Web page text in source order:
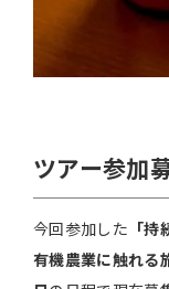
ツアー参加
今回参加した 「
有機農業に触れる